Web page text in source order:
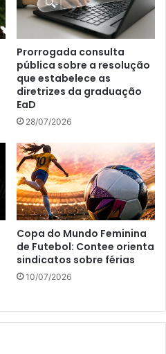
Prorrogada consulta
pública sobre a resolução
que estabelece as
diretrizes da graduação
EaD
28/07/2026
Copa do Mundo Feminina
de Futebol: Contee orienta
sindicatos sobre férias
10/07/2026